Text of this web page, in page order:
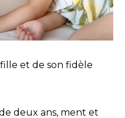
fille et de son fidèle
deux ans, ment et